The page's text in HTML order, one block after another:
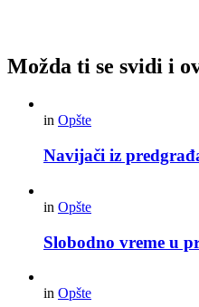
Možda ti se svidi i
in Opšte
Navijači iz
in Opšte
Slobodno vreme u
in Opšte